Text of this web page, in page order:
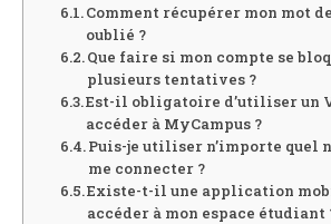
Comment récupérer mon mot
oublié ?
Que faire si mon compte se
plusieurs tentatives ?
Est-il obligatoire d’utiliser un
accéder à MyCampus ?
Puis-je utiliser n’importe quel
me connecter ?
Existe-t-il une application
accéder à mon espace étudiant